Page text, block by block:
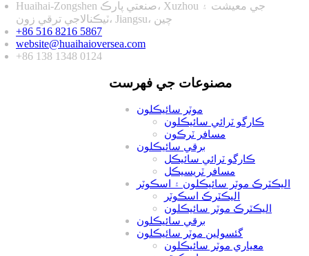
Huaihai-Zongshen صنعتي پارڪ، Xuzhou جي معيشت ۽
ٽيڪنالاجي ترقي زون، Jiangsu، چين
+86 516 8216 5867
website@huaihaioversea.com
+86 138 1348 0124
مصنوعات جي فهرست
موٽر سائيڪلون
ڪارگو ٽرائي سائيڪلون
مسافر ٽرڪون
برقي سائيڪلون
ڪارگو ٽرائي سائيڪل
مسافر ٽريسيڪل
اليڪٽرڪ موٽر سائيڪلون ۽ اسڪوٽر
اليڪٽرڪ اسڪوٽر
اليڪٽرڪ موٽر سائيڪلون
برقي سائيڪلون
گئسولين موٽر سائيڪلون
معياري موٽر سائيڪلون